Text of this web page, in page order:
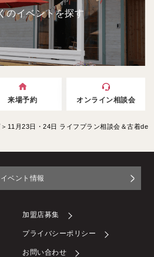
のイベントを探す
来場予約 オンライン相談会
＞11月23日・24日 ライフプラン相談会＆古着de
イベント情報
加盟店募集
プライバシーポリシー
お問い合わせ